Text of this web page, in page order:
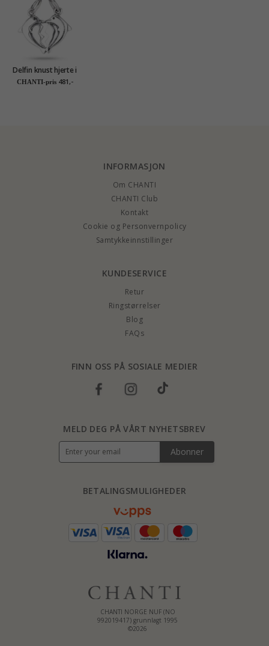
Delfin knust hjerte i
sølv
CHANTI-pris 481,-
INFORMASJON
Om CHANTI
CHANTI Club
Kontakt
Cookie og Personvernpolicy
Samtykkeinnstillinger
KUNDESERVICE
Retur
Ringstørrelser
Blog
FAQs
FINN OSS PÅ SOSIALE MEDIER
CHANTI NORGE NUF (NO
992019417) grunnlagt 1995
©2026
BETALINGSMULIGHEDER
MELD DEG PÅ VÅRT NYHETSBREV
Abonner